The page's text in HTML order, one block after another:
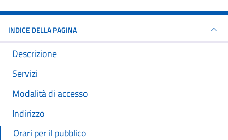
INDICE DELLA PAGINA
Descrizione
Servizi
Modalità di accesso
Indirizzo
Orari per il pubblico